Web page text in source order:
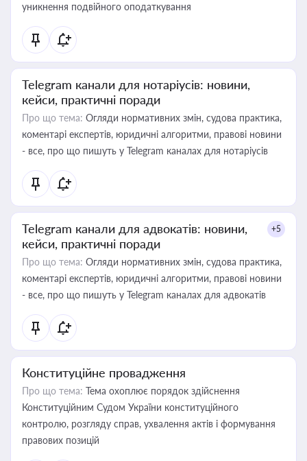
уникнення подвійного оподаткування
Telegram канали для нотаріусів: новини,
кейси, практичні поради
Про що тема: Огляди нормативних змін, судова практика,
коментарі експертів, юридичні алгоритми, правові новини
- все, про що пишуть у Telegram каналах для нотаріусів
Telegram канали для адвокатів: новини,
кейси, практичні поради
+5
Про що тема: Огляди нормативних змін, судова практика,
коментарі експертів, юридичні алгоритми, правові новини
- все, про що пишуть у Telegram каналах для адвокатів
Конституційне провадження
Про що тема: Тема охоплює порядок здійснення
Конституційним Судом України конституційного
контролю, розгляду справ, ухвалення актів і формування
правових позицій